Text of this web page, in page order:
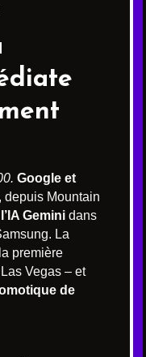
Google et
depuis Mountain
Gemini dans
La
première
Vegas – et
de